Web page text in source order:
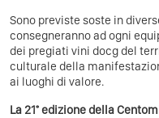
Sono previste soste in
consegneranno ad ogni
dei pregiati vini docg del
culturale della
ai luoghi di valore.
La 21° edizione della